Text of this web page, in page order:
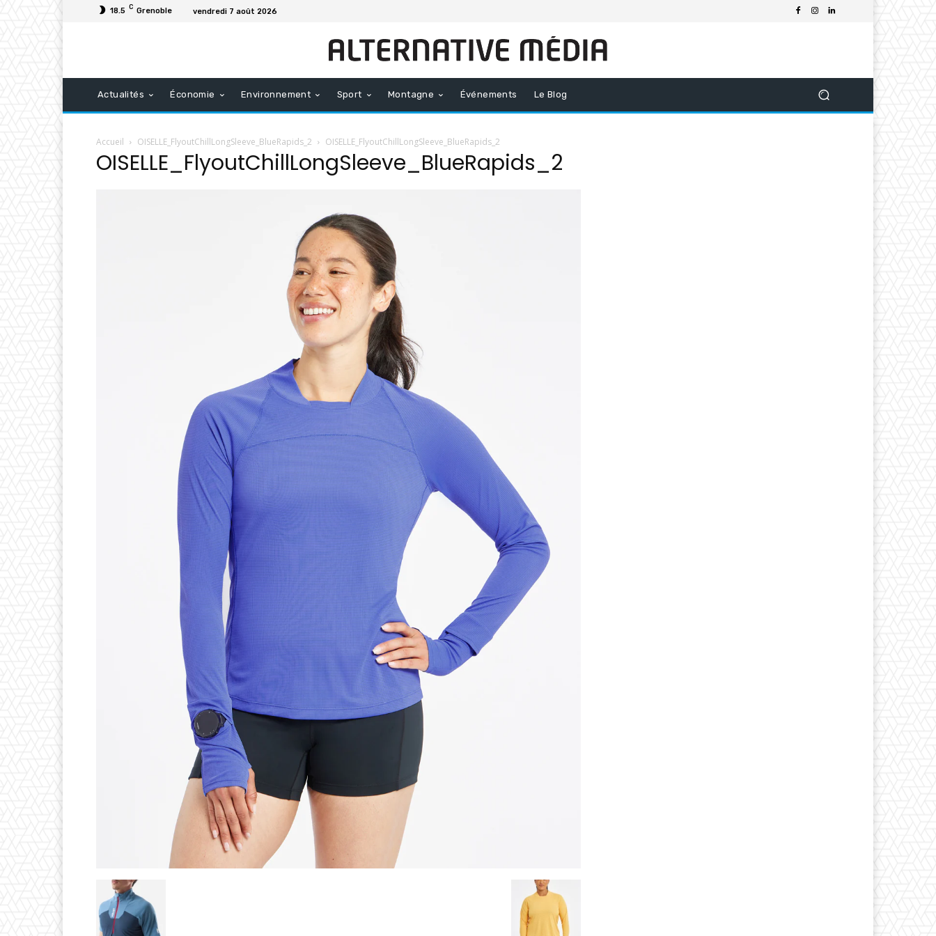
18.5 C Grenoble vendredi 7 août 2026
Actualités Économie Environnement Sport Montagne Événements Le Blog
Accueil OISELLE_FlyoutChillLongSleeve_BlueRapids_2 OISELLE_FlyoutChillLongSleeve_BlueRapids_2
OISELLE_FlyoutChillLongSleeve_BlueRapids_2